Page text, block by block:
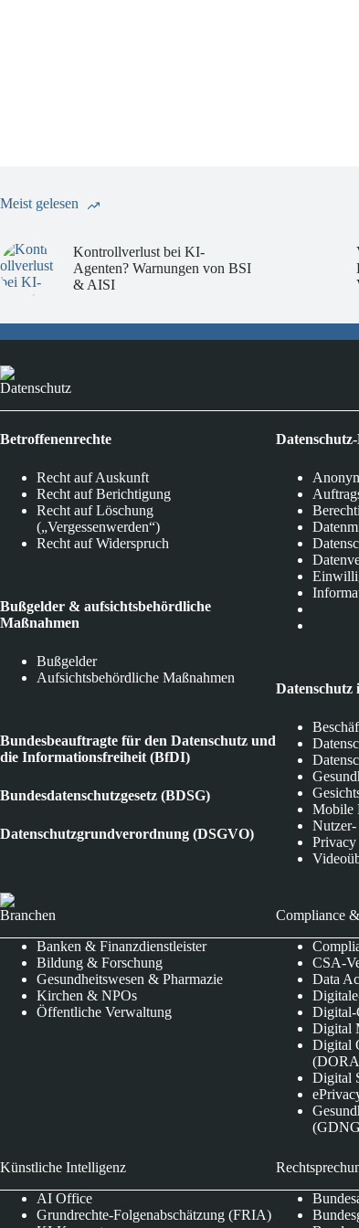
Meist gelesen
Kontrollverlust bei KI-
Agenten? Warnungen von BSI
& AISI
Datenschutz
Betroffenenrechte
Recht auf Auskunft
Recht auf Berichtigung
Recht auf Löschung
(„Vergessenwerden“)
Recht auf Widerspruch
Bußgelder & aufsichtsbehördliche
Maßnahmen
Bußgelder
Aufsichtsbehördliche Maßnahmen
Bundesbeauftragte für den Datenschutz und
die Informationsfreiheit (BfDI)
Bundesdatenschutzgesetz (BDSG)
Datenschutzgrundverordnung (DSGVO)
Datenschutz-
Datenschutz
Mobile
Branchen
Banken & Finanzdienstleister
Bildung & Forschung
Gesundheitswesen & Pharmazie
Kirchen & NPOs
Öffentliche Verwaltung
Compliance
CSA-
Data
Digital-
Digital
Digital
Digital
Künstliche Intelligenz
AI Office
Grundrechte-Folgenabschätzung (FRIA)